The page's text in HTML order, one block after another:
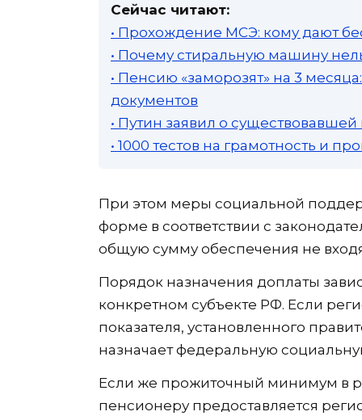
Сейчас читают:
• Прохождение МСЭ: кому дают
• Почему стиральную машину
• Пенсию «заморозят» на 3
документов
• Путин заявил о
• 1000 тестов на грамотность и
При этом меры социальной
форме в соответствии с
общую сумму обеспечения не
Порядок назначения доплаты
конкретном субъекте РФ. Если
показателя, установленного
назначает федеральную
Если же прожиточный минимум в
пенсионеру предоставляется